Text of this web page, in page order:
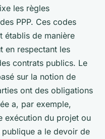
les règles
PPP. Ces codes
établis de manière
en respectant les
contrats publics. Le
sur la notion de
ont des obligations
a, par exemple,
exécution du projet ou
publique a le devoir de